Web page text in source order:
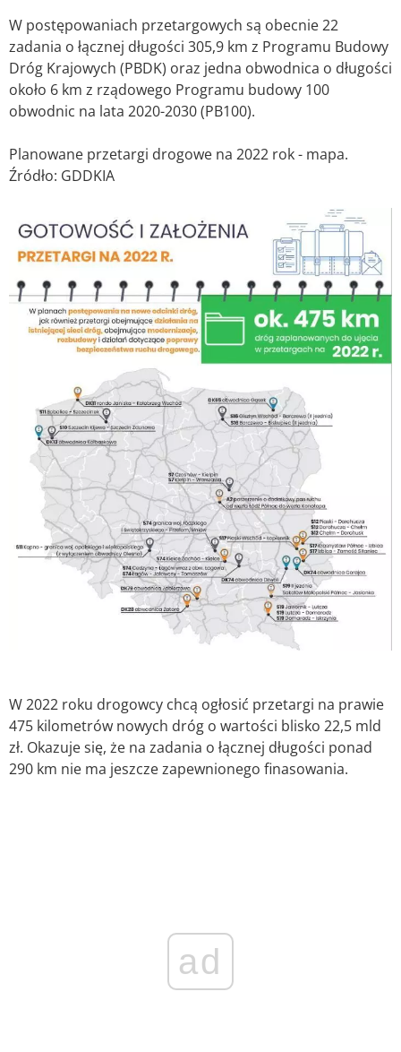
W postępowaniach przetargowych są obecnie 22
zadania o łącznej długości 305,9 km z Programu Budowy
Dróg Krajowych (PBDK) oraz jedna obwodnica o długości
około 6 km z rządowego Programu budowy 100
obwodnic na lata 2020-2030 (PB100).
Planowane przetargi drogowe na 2022 rok - mapa.
Źródło: GDDKIA
W 2022 roku drogowcy chcą ogłosić przetargi na prawie
475 kilometrów nowych dróg o wartości blisko 22,5 mld
zł. Okazuje się, że na zadania o łącznej długości ponad
290 km nie ma jeszcze zapewnionego finasowania.
ad